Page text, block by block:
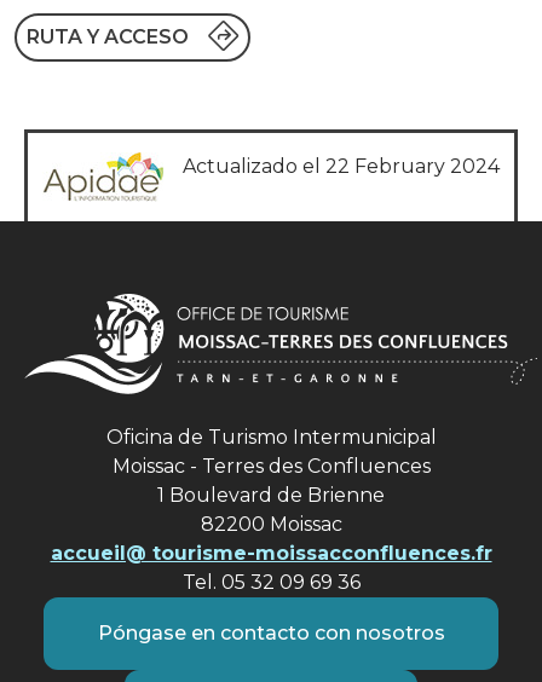
RUTA Y ACCESO
Actualizado el 22 February 2024
Oficina de Turismo Intermunicipal
Moissac - Terres des Confluences
1 Boulevard de Brienne
82200 Moissac
accueil@ tourisme-moissacconfluences.fr
Tel. 05 32 09 69 36
Póngase en contacto con nosotros